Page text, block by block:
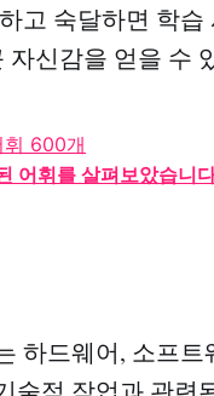
고 숙달하면 학
신감을 얻을 수
어휘를 살펴보았습니
하드웨어, 소프